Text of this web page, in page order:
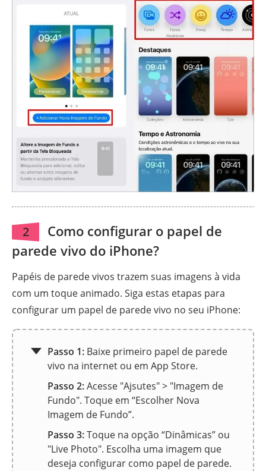
2
Como configurar o papel de
parede vivo do iPhone?
Papéis de parede vivos trazem suas imagens à vida
com um toque animado. Siga estas etapas para
configurar um papel de parede vivo no seu iPhone:
Passo 1: Baixe primeiro papel de parede
vivo na internet ou em App Store.
Passo 2:Acesse "Ajsutes" > "Imagem de
Fundo". Toque em “Escolher Nova
Imagem de Fundo”.
Passo 3:Toque na opção “Dinâmicas” ou
"Live Photo". Escolha uma imagem que
deseja configurar como papel de parede.